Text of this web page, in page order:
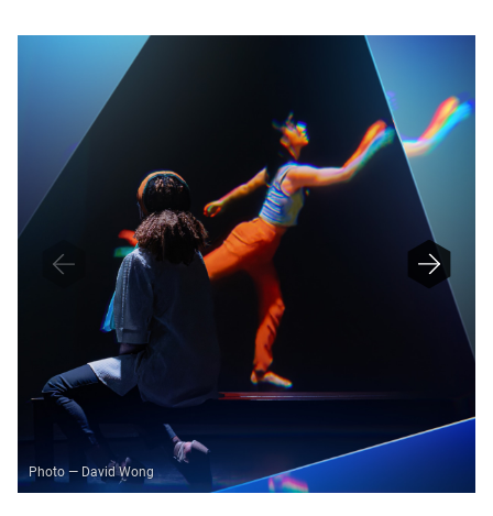
F
N
Photo — David Wong